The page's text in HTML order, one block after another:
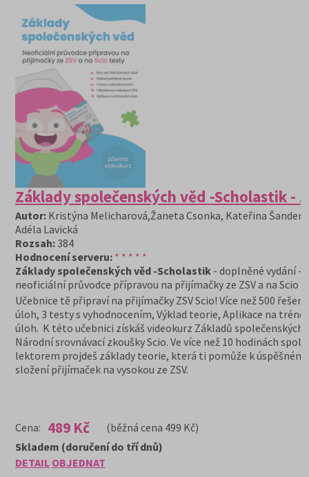
Základy společenských věd -Scholastik -
Autor: Kristýna Melicharová,Žaneta Csonka, Kateřina
Adéla Lavická
Rozsah: 384
Hodnocení serveru: * * * * *
Základy společenských věd -Scholastik - doplněné vydání -
neoficiální průvodce přípravou na přijímačky ze ZSV a na Scio
Učebnice tě připraví na přijímačky ZSV Scio! Více než 500
úloh, 3 testy s vyhodnocením, Výklad teorie, Aplikace na
úloh. K této učebnici získáš videokurz Základů společenských
Národní srovnávací zkoušky Scio. Ve více než 10 hodinách
lektorem projdeš základy teorie, která ti pomůže k
složení přijímaček na vysokou ze ZSV.
Cena: 489 Kč (běžná cena 499 Kč)
DETAIL OBJEDNAT
Skladem (doručení do tří dnů)